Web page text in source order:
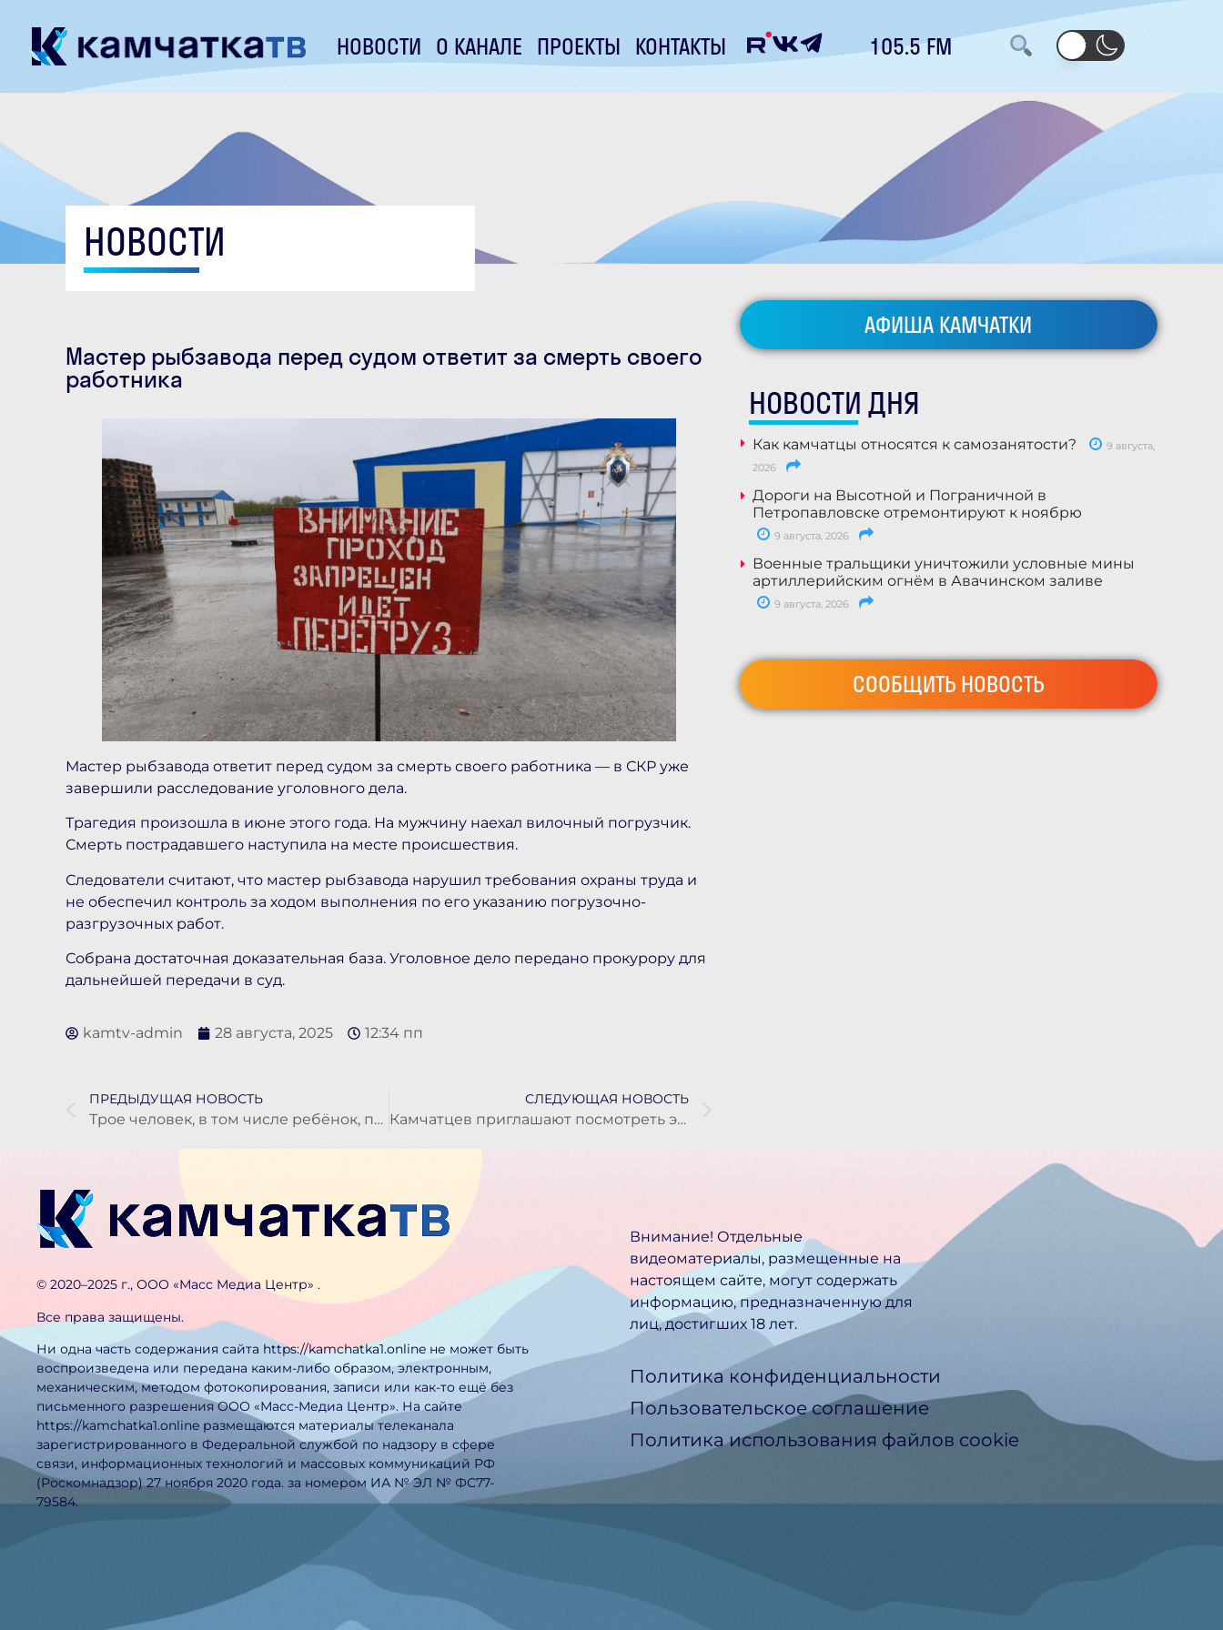
НОВОСТИ О КАНАЛЕ ПРОЕКТЫ КОНТАКТЫ 105.5 FM
НОВОСТИ
Мастер рыбзавода перед судом ответит за смерть своего
работника
Мастер рыбзавода ответит перед судом за смерть своего работника — в СКР уже
завершили расследование уголовного дела.
Трагедия произошла в июне этого года. На мужчину наехал вилочный погрузчик.
Смерть пострадавшего наступила на месте происшествия.
Следователи считают, что мастер рыбзавода нарушил требования охраны труда и
не обеспечил контроль за ходом выполнения по его указанию погрузочно-
разгрузочных работ.
Собрана достаточная доказательная база. Уголовное дело передано прокурору для
дальнейшей передачи в суд.
kamtv-admin 28 августа, 2025 12:34 пп
ПРЕДЫДУЩАЯ НОВОСТЬ
Трое человек, в том числе ребёнок, пострадали в ДТП на Камчатке
СЛЕДУЮЩАЯ НОВОСТЬ
Камчатцев приглашают посмотреть экспозицию, посвящённую курильскому десанту
АФИША КАМЧАТКИ
НОВОСТИ ДНЯ
Как камчатцы относятся к самозанятости?
9 августа,
2026
Дороги на Высотной и Пограничной в
Петропавловске отремонтируют к ноябрю
9 августа, 2026
Военные тральщики уничтожили условные мины
артиллерийским огнём в Авачинском заливе
9 августа, 2026
СООБЩИТЬ НОВОСТЬ
©️ 2020–2025 г., ООО «Масс Медиа Центр» .
Все права защищены.
Ни одна часть содержания сайта https://kamchatka1.online не может быть
воспроизведена или передана каким-либо образом, электронным,
механическим, методом фотокопирования, записи или как-то ещё без
письменного разрешения ООО «Масс-Медиа Центр». На сайте
https://kamchatka1.online размещаются материалы телеканала
зарегистрированного в Федеральной службой по надзору в сфере
связи, информационных технологий и массовых коммуникаций РФ
(Роскомнадзор) 27 ноября 2020 года. за номером ИА № ЭЛ № ФС77-
79584.
Внимание! Отдельные
видеоматериалы, размещенные на
настоящем сайте, могут содержать
информацию, предназначен­ную для
лиц, достигших 18 лет.
Политика конфиденциальности
Пользовательское соглашение
Политика использования файлов cookie